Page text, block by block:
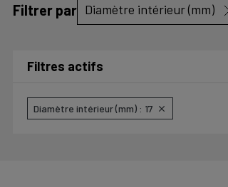
Filtrer par Diamètre intérieur (mm)
Filtres actifs
Diamètre intérieur (mm) : 17 